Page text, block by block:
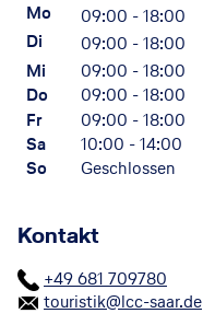
Mo
09:00 - 18:00
Di
09:00 - 18:00
Mi
09:00 - 18:00
Do
09:00 - 18:00
Fr
09:00 - 18:00
Sa
10:00 - 14:00
So
Geschlossen
Kontakt
+49 681 709780
touristik@lcc-saar.de